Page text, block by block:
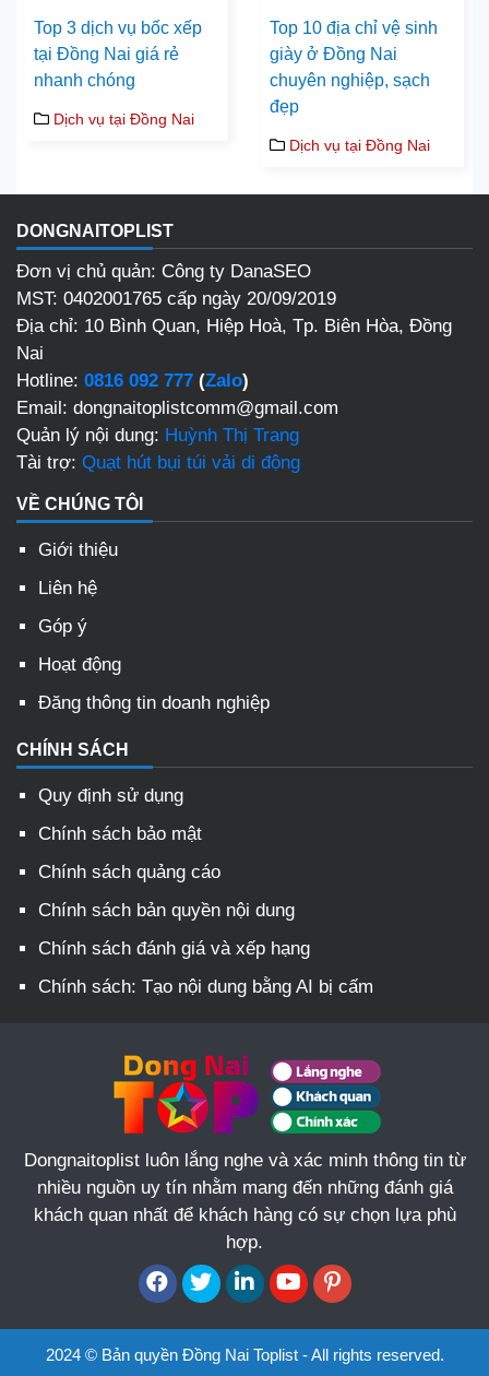
Top 3 dịch vụ bốc xếp
tại Đồng Nai giá rẻ
nhanh chóng
Dịch vụ tại Đồng Nai
Top 10 địa chỉ vệ sinh
giày ở Đồng Nai
chuyên nghiệp, sạch
đẹp
Dịch vụ tại Đồng Nai
DONGNAITOPLIST
Đơn vị chủ quản: Công ty DanaSEO
MST: 0402001765 cấp ngày 20/09/2019
Địa chỉ: 10 Bình Quan, Hiệp Hoà, Tp. Biên Hòa, Đồng
Nai
Hotline: 0816 092 777 (Zalo)
Email: dongnaitoplistcomm@gmail.com
Quản lý nội dung: Huỳnh Thị Trang
Tài trợ: Quạt hút bụi túi vải di động
VỀ CHÚNG TÔI
Giới thiệu
Liên hệ
Góp ý
Hoạt động
Đăng thông tin doanh nghiệp
CHÍNH SÁCH
Quy định sử dụng
Chính sách bảo mật
Chính sách quảng cáo
Chính sách bản quyền nội dung
Chính sách đánh giá và xếp hạng
Chính sách: Tạo nội dung bằng AI bị cấm
Dongnaitoplist luôn lắng nghe và xác minh thông tin từ
nhiều nguồn uy tín nhằm mang đến những đánh giá
khách quan nhất để khách hàng có sự chọn lựa phù
hợp.
2024 © Bản quyền Đồng Nai Toplist - All rights reserved.